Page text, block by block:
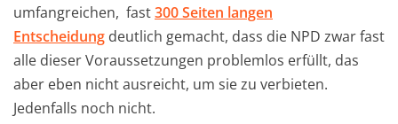
umfangreichen, fast300 Seiten langen
Entscheidung deutlich gemacht, dass die NPD zwar fast
alle dieser Voraussetzungen problemlos erfüllt, das
aber eben nicht ausreicht, um sie zu verbieten.
Jedenfalls noch nicht.